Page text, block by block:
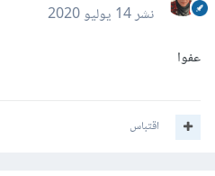
نشر14 يوليو 2020
عفوا
اقتباس